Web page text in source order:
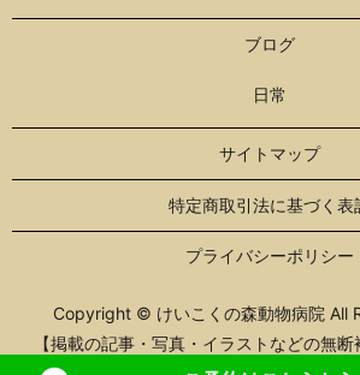
ブログ
日常
サイトマップ
特定商取引法に基づく表
プライバシーポリシー
Copyright © けいこくの森動物病院 All
【掲載の記事・写真・イラストなどの無